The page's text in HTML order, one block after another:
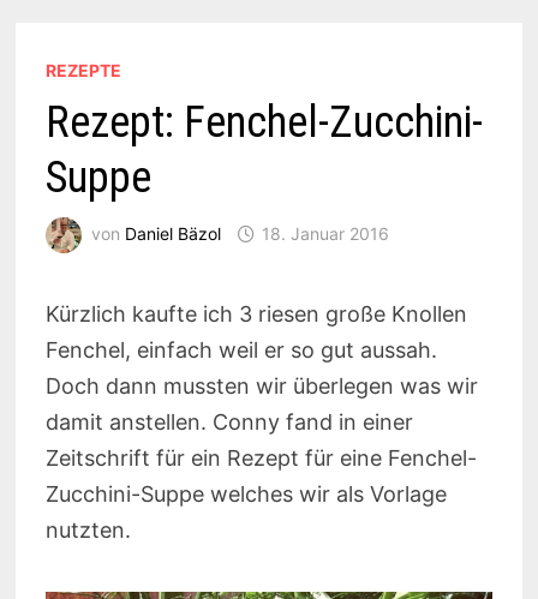
REZEPTE
Rezept: Fenchel-Zucchini-
Suppe
von Daniel Bäzol 18. Januar 2016
Kürzlich kaufte ich 3 riesen große Knollen
Fenchel, einfach weil er so gut aussah.
Doch dann mussten wir überlegen was wir
damit anstellen. Conny fand in einer
Zeitschrift für ein Rezept für eine Fenchel-
Zucchini-Suppe welches wir als Vorlage
nutzten.